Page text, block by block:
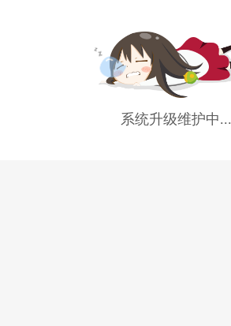
系统升级维护中...